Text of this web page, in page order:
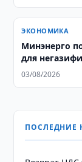
ЭКОНОМИКА
Минэнерго
для
03/08/2026
ПОСЛЕДНИЕ